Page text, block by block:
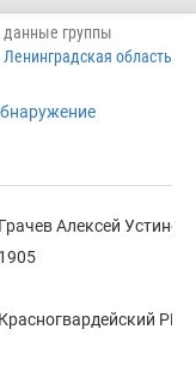
данные группы
Ленинградская область
Грачев Алексей
1905
Красногвардейский